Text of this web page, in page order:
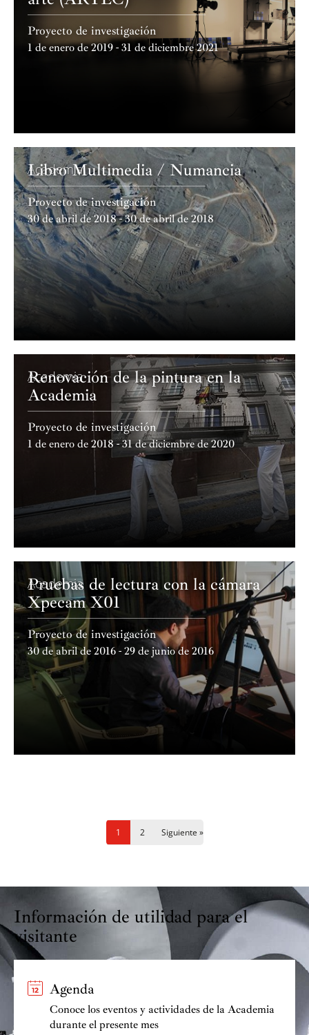
Proyecto de investigación
1 de enero de 2019 - 31 de diciembre 2021
Academia
Libro Multimedia / Numancia
Proyecto de investigación
30 de abril de 2018 - 30 de abril de 2018
Academia
Renovación de la pintura en la
Academia
Proyecto de investigación
1 de enero de 2018 - 31 de diciembre de 2020
Academia
Pruebas de lectura con la cámara
Xpecam X01
Proyecto de investigación
30 de abril de 2016 - 29 de junio de 2016
Navegación
1 2 Siguiente »
Información de utilidad para el
visitante
Agenda
Conoce los eventos y actividades de la Academia
durante el presente mes